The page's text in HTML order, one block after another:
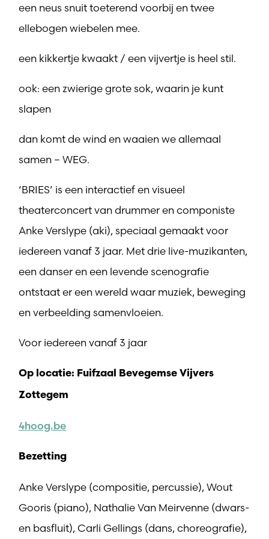
een neus snuit toeterend voorbij en twee
ellebogen wiebelen mee.
een kikkertje kwaakt / een vijvertje is heel stil.
ook: een zwierige grote sok, waarin je kunt
slapen
dan komt de wind en waaien we allemaal
samen – WEG.
‘BRIES’ is een interactief en visueel
theaterconcert van drummer en componiste
Anke Verslype (aki), speciaal gemaakt voor
iedereen vanaf 3 jaar. Met drie live-muzikanten,
een danser en een levende scenografie
ontstaat er een wereld waar muziek, beweging
en verbeelding samenvloeien.
Voor iedereen vanaf 3 jaar
Op locatie: Fuifzaal Bevegemse Vijvers
Zottegem
4hoog.be
Bezetting
Anke Verslype (compositie, percussie), Wout
Gooris (piano), Nathalie Van Meirvenne (dwars-
en basfluit), Carli Gellings (dans, choreografie),